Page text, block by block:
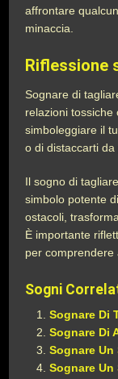
affrontare
minaccia.
Riflessione
Sognare di
relazioni tossiche
simboleggiare il
o di distaccarti
Il sogno di
simbolo potente
ostacoli,
È importante
per comprendere
Sogni
Sognare Di
Sognare Di
Sognare Un
Sognare Un